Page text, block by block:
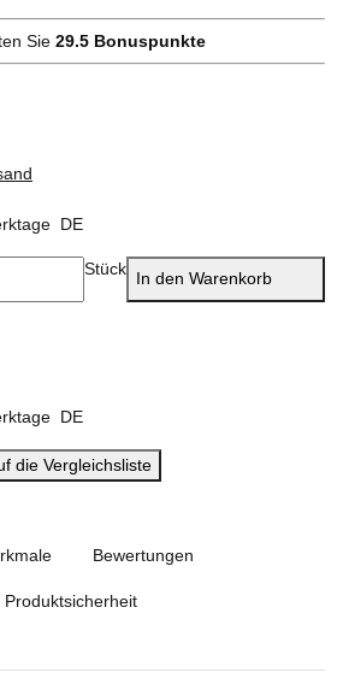
Sie 29.5 Bonuspunkte
DE
Stück In den Warenkorb
DE
die Vergleichsliste
Bewertungen
Produktsicherheit